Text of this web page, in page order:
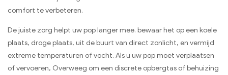
comfort te verbeteren.
De juiste zorg helpt uw ​​pop langer mee. bewaar het op een koele
plaats, droge plaats, uit de buurt van direct zonlicht, en vermijd
extreme temperaturen of vocht. Als u uw pop moet verplaatsen
of vervoeren, Overweeg om een ​​discrete opbergtas of behuizing